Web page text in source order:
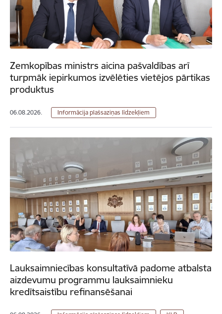
Zemkopības ministrs aicina pašvaldības arī
turpmāk iepirkumos izvēlēties vietējos pārtikas
produktus
06.08.2026. Informācija plašsaziņas līdzekļiem
Lauksaimniecības konsultatīvā padome atbalsta
aizdevumu programmu lauksaimnieku
kredītsaistību refinansēšanai